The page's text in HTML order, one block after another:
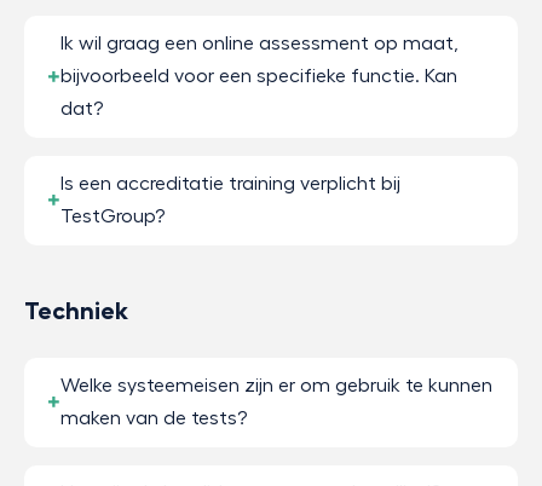
Ik wil graag een online assessment op maat,
bijvoorbeeld voor een specifieke functie. Kan
dat?
Is een accreditatie training verplicht bij
TestGroup?
Techniek
Welke systeemeisen zijn er om gebruik te kunnen
maken van de tests?